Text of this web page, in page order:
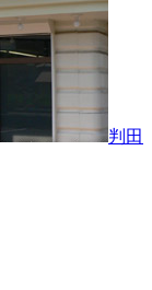
判田